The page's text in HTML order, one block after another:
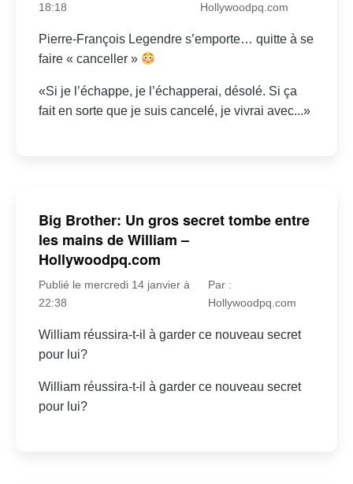
18:18
Hollywoodpq.com
Pierre-François Legendre s’emporte… quitte à se
faire « canceller »
«Si je l’échappe, je l’échapperai, désolé. Si ça
fait en sorte que je suis cancelé, je vivrai avec...»
Big Brother: Un gros secret tombe entre
les mains de William –
Hollywoodpq.com
Publié le mercredi 14 janvier à
22:38
Par :
Hollywoodpq.com
William réussira-t-il à garder ce nouveau secret
pour lui?
William réussira-t-il à garder ce nouveau secret
pour lui?